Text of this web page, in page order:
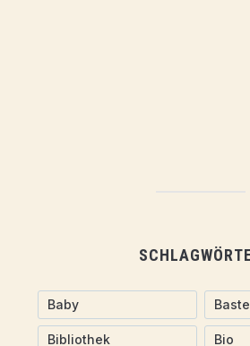
Baby
Bibliothek Bio